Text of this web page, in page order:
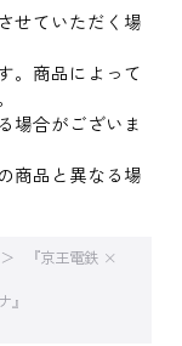
せていただく場
。商品によって
場合がございま
商品と異なる場
『京王電鉄 ×
』